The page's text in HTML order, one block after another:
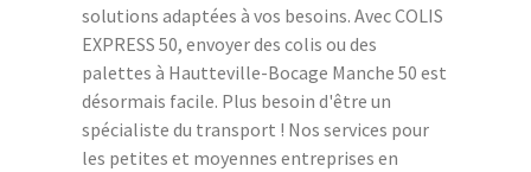
solutions adaptées à vos besoins. Avec COLIS
EXPRESS 50, envoyer des colis ou des
palettes à Hautteville-Bocage Manche 50 est
désormais facile. Plus besoin d'être un
spécialiste du transport ! Nos services pour
les petites et moyennes entreprises en